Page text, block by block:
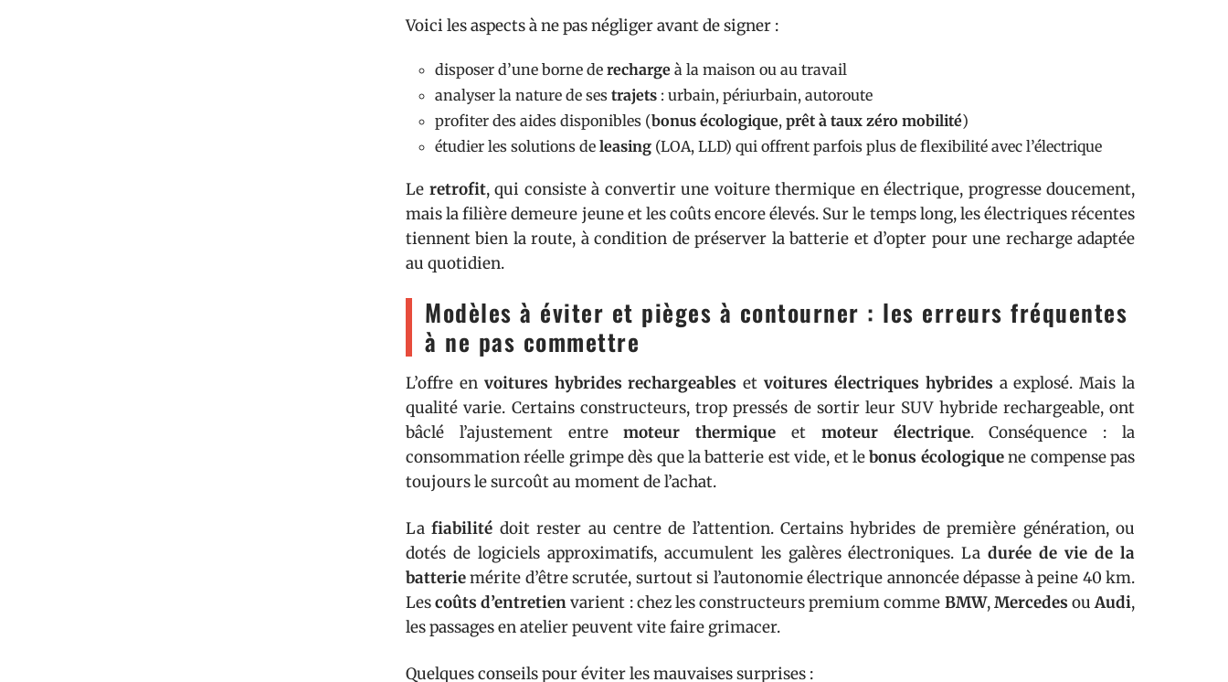
Voici les aspects à ne pas négliger avant de signer :
disposer d’une borne de recharge à la maison ou au travail
analyser la nature de ses trajets : urbain, périurbain, autoroute
profiter des aides disponibles (bonus écologique, prêt à taux zéro mobilité)
étudier les solutions de leasing (LOA, LLD) qui offrent parfois plus de flexibilité avec l’électrique
Le retrofit, qui consiste à convertir une voiture thermique en électrique, progresse doucement,
mais la filière demeure jeune et les coûts encore élevés. Sur le temps long, les électriques récentes
tiennent bien la route, à condition de préserver la batterie et d’opter pour une recharge adaptée
au quotidien.
Modèles à éviter et pièges à contourner : les erreurs fréquentes
à ne pas commettre
L’offre en voitures hybrides rechargeables etvoitures électriques hybrides a explosé. Mais la
qualité varie. Certains constructeurs, trop pressés de sortir leur SUV hybride rechargeable, ont
bâclé l’ajustement entremoteur thermique et moteur électrique. Conséquence : la
consommation réelle grimpe dès que la batterie est vide, et lebonus écologiquene compense pas
toujours le surcoût au moment de l’achat.
Lafiabilité doit rester au centre de l’attention. Certains hybrides de première génération, ou
dotés de logiciels approximatifs, accumulent les galères électroniques. Ladurée de vie de la
batteriemérite d’être scrutée, surtout si l’autonomie électrique annoncée dépasse à peine 40 km.
Lescoûts d’entretienvarient : chez les constructeurs premium comme BMW,Mercedes ouAudi,
les passages en atelier peuvent vite faire grimacer.
Quelques conseils pour éviter les mauvaises surprises :